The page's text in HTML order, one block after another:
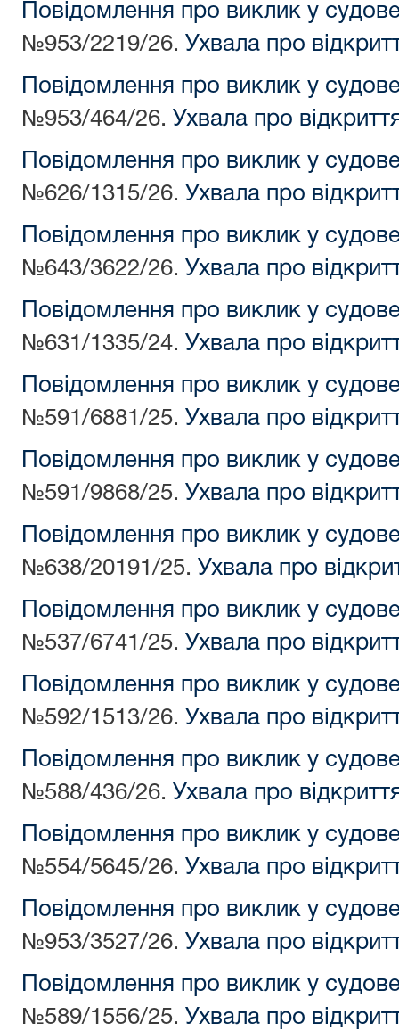
Повідомлення про виклик у
№953/2219/26. Ухвала про
Повідомлення про виклик у
№953/464/26. Ухвала про
Повідомлення про виклик у
№626/1315/26. Ухвала про
Повідомлення про виклик у
№643/3622/26. Ухвала про
Повідомлення про виклик у
№631/1335/24. Ухвала про
Повідомлення про виклик у
№591/6881/25. Ухвала про
Повідомлення про виклик у
№591/9868/25. Ухвала про
Повідомлення про виклик у
№638/20191/25. Ухвала про
Повідомлення про виклик у
№537/6741/25. Ухвала про
Повідомлення про виклик у
№592/1513/26. Ухвала про
Повідомлення про виклик у
№588/436/26. Ухвала про
Повідомлення про виклик у
№554/5645/26. Ухвала про
Повідомлення про виклик у
№953/3527/26. Ухвала про
Повідомлення про виклик у
№589/1556/25. Ухвала про